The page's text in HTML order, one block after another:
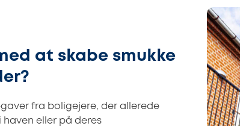
at skabe smukke
fra boligejere, der allerede
haven eller på deres